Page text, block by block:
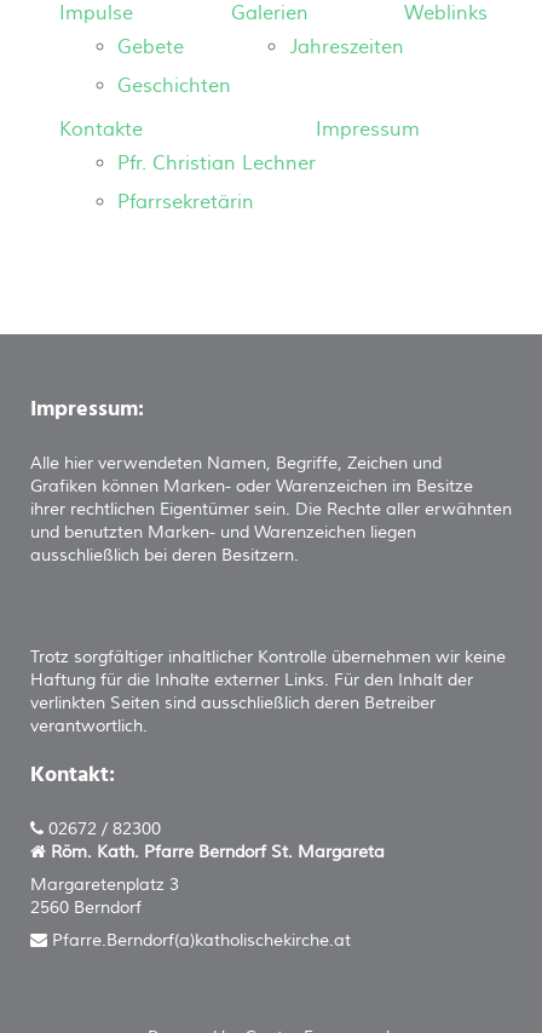
Impulse
Gebete
Geschichten
Galerien
Jahreszeiten
Weblinks
Kontakte
Pfr. Christian Lechner
Pfarrsekretärin
Impressum
Impressum:
Alle hier verwendeten Namen, Begriffe, Zeichen und
Grafiken können Marken- oder Warenzeichen im Besitze
ihrer rechtlichen Eigentümer sein. Die Rechte aller erwähnten
und benutzten Marken- und Warenzeichen liegen
ausschließlich bei deren Besitzern.
Trotz sorgfältiger inhaltlicher Kontrolle übernehmen wir keine
Haftung für die Inhalte externer Links. Für den Inhalt der
verlinkten Seiten sind ausschließlich deren Betreiber
verantwortlich.
Kontakt:
02672 / 82300
Röm. Kath. Pfarre Berndorf St. Margareta
Margaretenplatz 3
2560 Berndorf
Pfarre.Berndorf(a)katholischekirche.at